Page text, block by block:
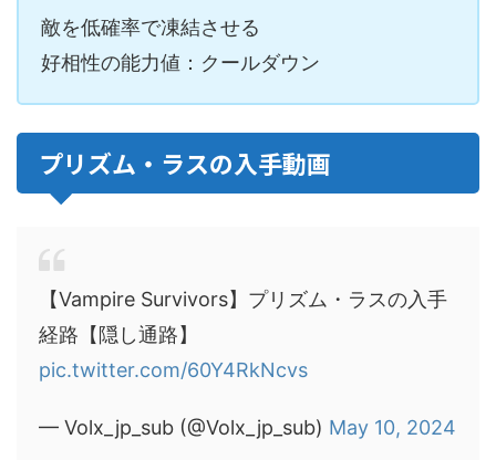
敵を低確率で凍結させる
好相性の能力値：クールダウン
プリズム・ラスの入手動画
【Vampire Survivors】プリズム・ラスの入手
経路【隠し通路】
pic.twitter.com/60Y4RkNcvs
— Volx_jp_sub (@Volx_jp_sub) May 10, 2024